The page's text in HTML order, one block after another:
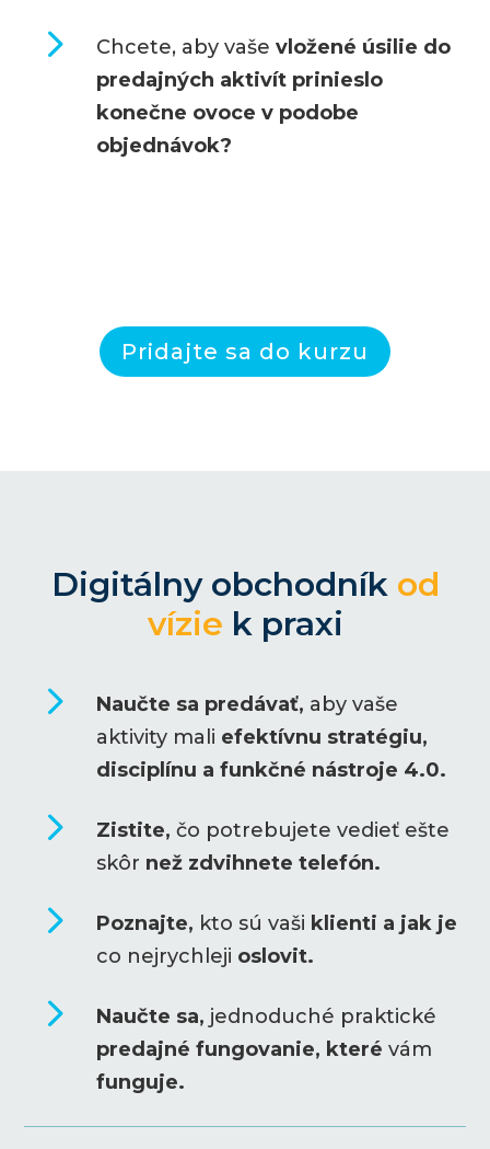
5 Chcete, aby vaše vložené úsilie do
predajných aktivít prinieslo
konečne ovoce v podobe
objednávok?
Pridajte sa do kurzu
Digitálny obchodníkod
vízie k praxi
5 Naučte sa predávať, aby vaše
aktivity mali efektívnu stratégiu,
disciplínu a funkčné nástroje 4.0.
5 Zistite, čo potrebujete vedieť ešte
skôr než zdvihnete telefón.
5 Poznajte, kto sú vaši klienti a jak je
co nejrychleji oslovit.
5 Naučte sa, jednoduché praktické
predajné fungovanie, které vám
funguje.